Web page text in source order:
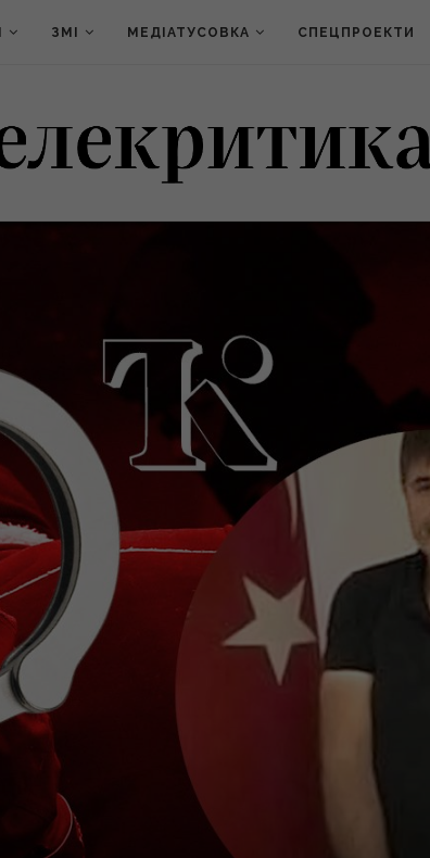
ЗМІ МЕДІАТУСОВКА СПЕЦПРОЕКТИ